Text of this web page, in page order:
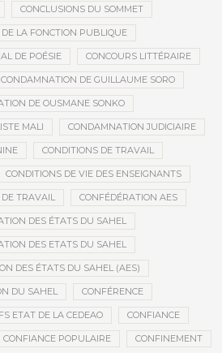
CONCLUSIONS DU SOMMET
DE LA FONCTION PUBLIQUE
DE POÉSIE CONCOURS LITTÉRAIRE
CONDAMNATION DE GUILLAUME SORO
DE OUSMANE SONKO
MALI CONDAMNATION JUDICIAIRE
CONDITIONS DE TRAVAIL
CONDITIONS DE VIE DES ENSEIGNANTS
TRAVAIL CONFÉDÉRATION AES
DES ÉTATS DU SAHEL
DES ETATS DU SAHEL
DES ÉTATS DU SAHEL (AES)
DU SAHEL CONFÉRENCE
ETAT DE LA CEDEAO CONFIANCE
CONFIANCE POPULAIRE CONFINEMENT